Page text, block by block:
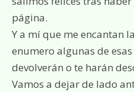
página.
Y a mí que me encantan
enumero algunas de
devolverán o te harán
Vamos a dejar de lado